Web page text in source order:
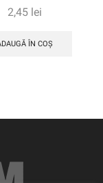
2,45 lei
ÎN COȘ